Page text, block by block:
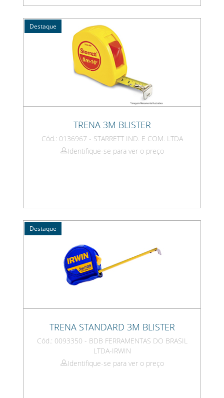
Destaque
TRENA 3M BLISTER
Cód.: 0136967 - STARRETT IND. E COM. LTDA
Identifique-se para ver o preço
Destaque
TRENA STANDARD 3M BLISTER
Cód.: 0093350 - BDB FERRAMENTAS DO BRASIL
LTDA-IRWIN
Identifique-se para ver o preço